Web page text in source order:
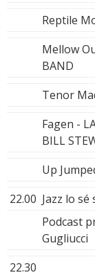
Reptile
Mellow
BAND
Tenor
Fagen -
BILL
Up
22.00 Jazz lo
Podcast
Gugliucci
22.30